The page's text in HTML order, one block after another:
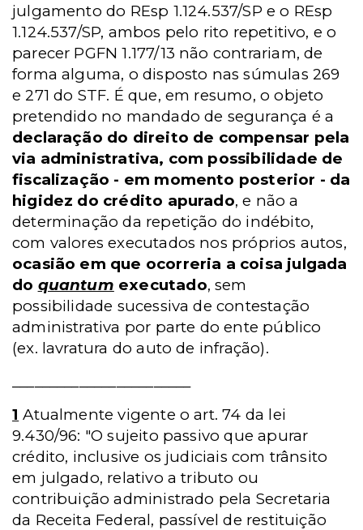
julgamento do REsp 1.124.537/SP e o REsp
1.124.537/SP, ambos pelo rito repetitivo, e o
parecer PGFN 1.177/13 não contrariam, de
forma alguma, o disposto nas súmulas 269
e 271 do STF. É que, em resumo, o objeto
pretendido no mandado de segurança é a
declaração do direito de compensar pela
via administrativa, com possibilidade de
fiscalização - em momento posterior - da
higidez do crédito apurado, e não a
determinação da repetição do indébito,
com valores executados nos próprios autos,
ocasião em que ocorreria a coisa julgada
do quantum executado, sem
possibilidade sucessiva de contestação
administrativa por parte do ente público
(ex. lavratura do auto de infração).
1 Atualmente vigente o art. 74 da lei
9.430/96: "O sujeito passivo que apurar
crédito, inclusive os judiciais com trânsito
em julgado, relativo a tributo ou
contribuição administrado pela Secretaria
da Receita Federal, passível de restituição